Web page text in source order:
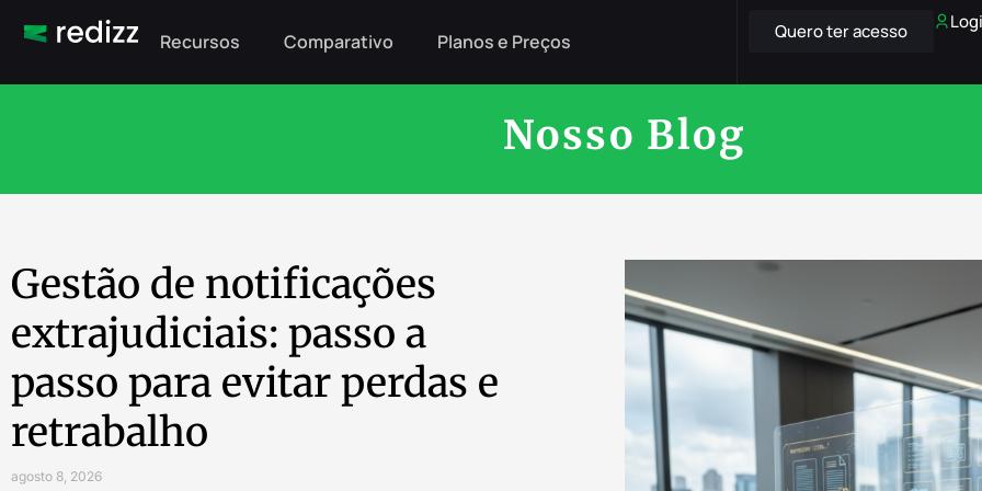
Recursos Comparativo Planos e Preços Quero ter acesso
Nosso Blog
Gestão de notificações
extrajudiciais: passo a
passo para evitar perdas e
retrabalho
agosto 8, 2026